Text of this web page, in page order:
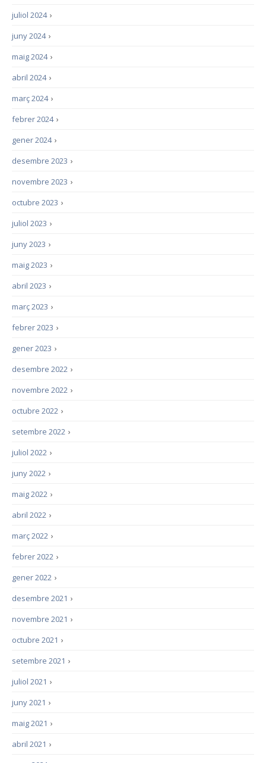
›
juliol 2024
›
juny 2024
›
maig 2024
›
abril 2024
›
març 2024
›
febrer 2024
›
gener 2024
›
desembre 2023
›
novembre 2023
›
octubre 2023
›
juliol 2023
›
juny 2023
›
maig 2023
›
abril 2023
›
març 2023
›
febrer 2023
›
gener 2023
›
desembre 2022
›
novembre 2022
›
octubre 2022
›
setembre 2022
›
juliol 2022
›
juny 2022
›
maig 2022
›
abril 2022
›
març 2022
›
febrer 2022
›
gener 2022
›
desembre 2021
›
novembre 2021
›
octubre 2021
›
setembre 2021
›
juliol 2021
›
juny 2021
›
maig 2021
›
abril 2021